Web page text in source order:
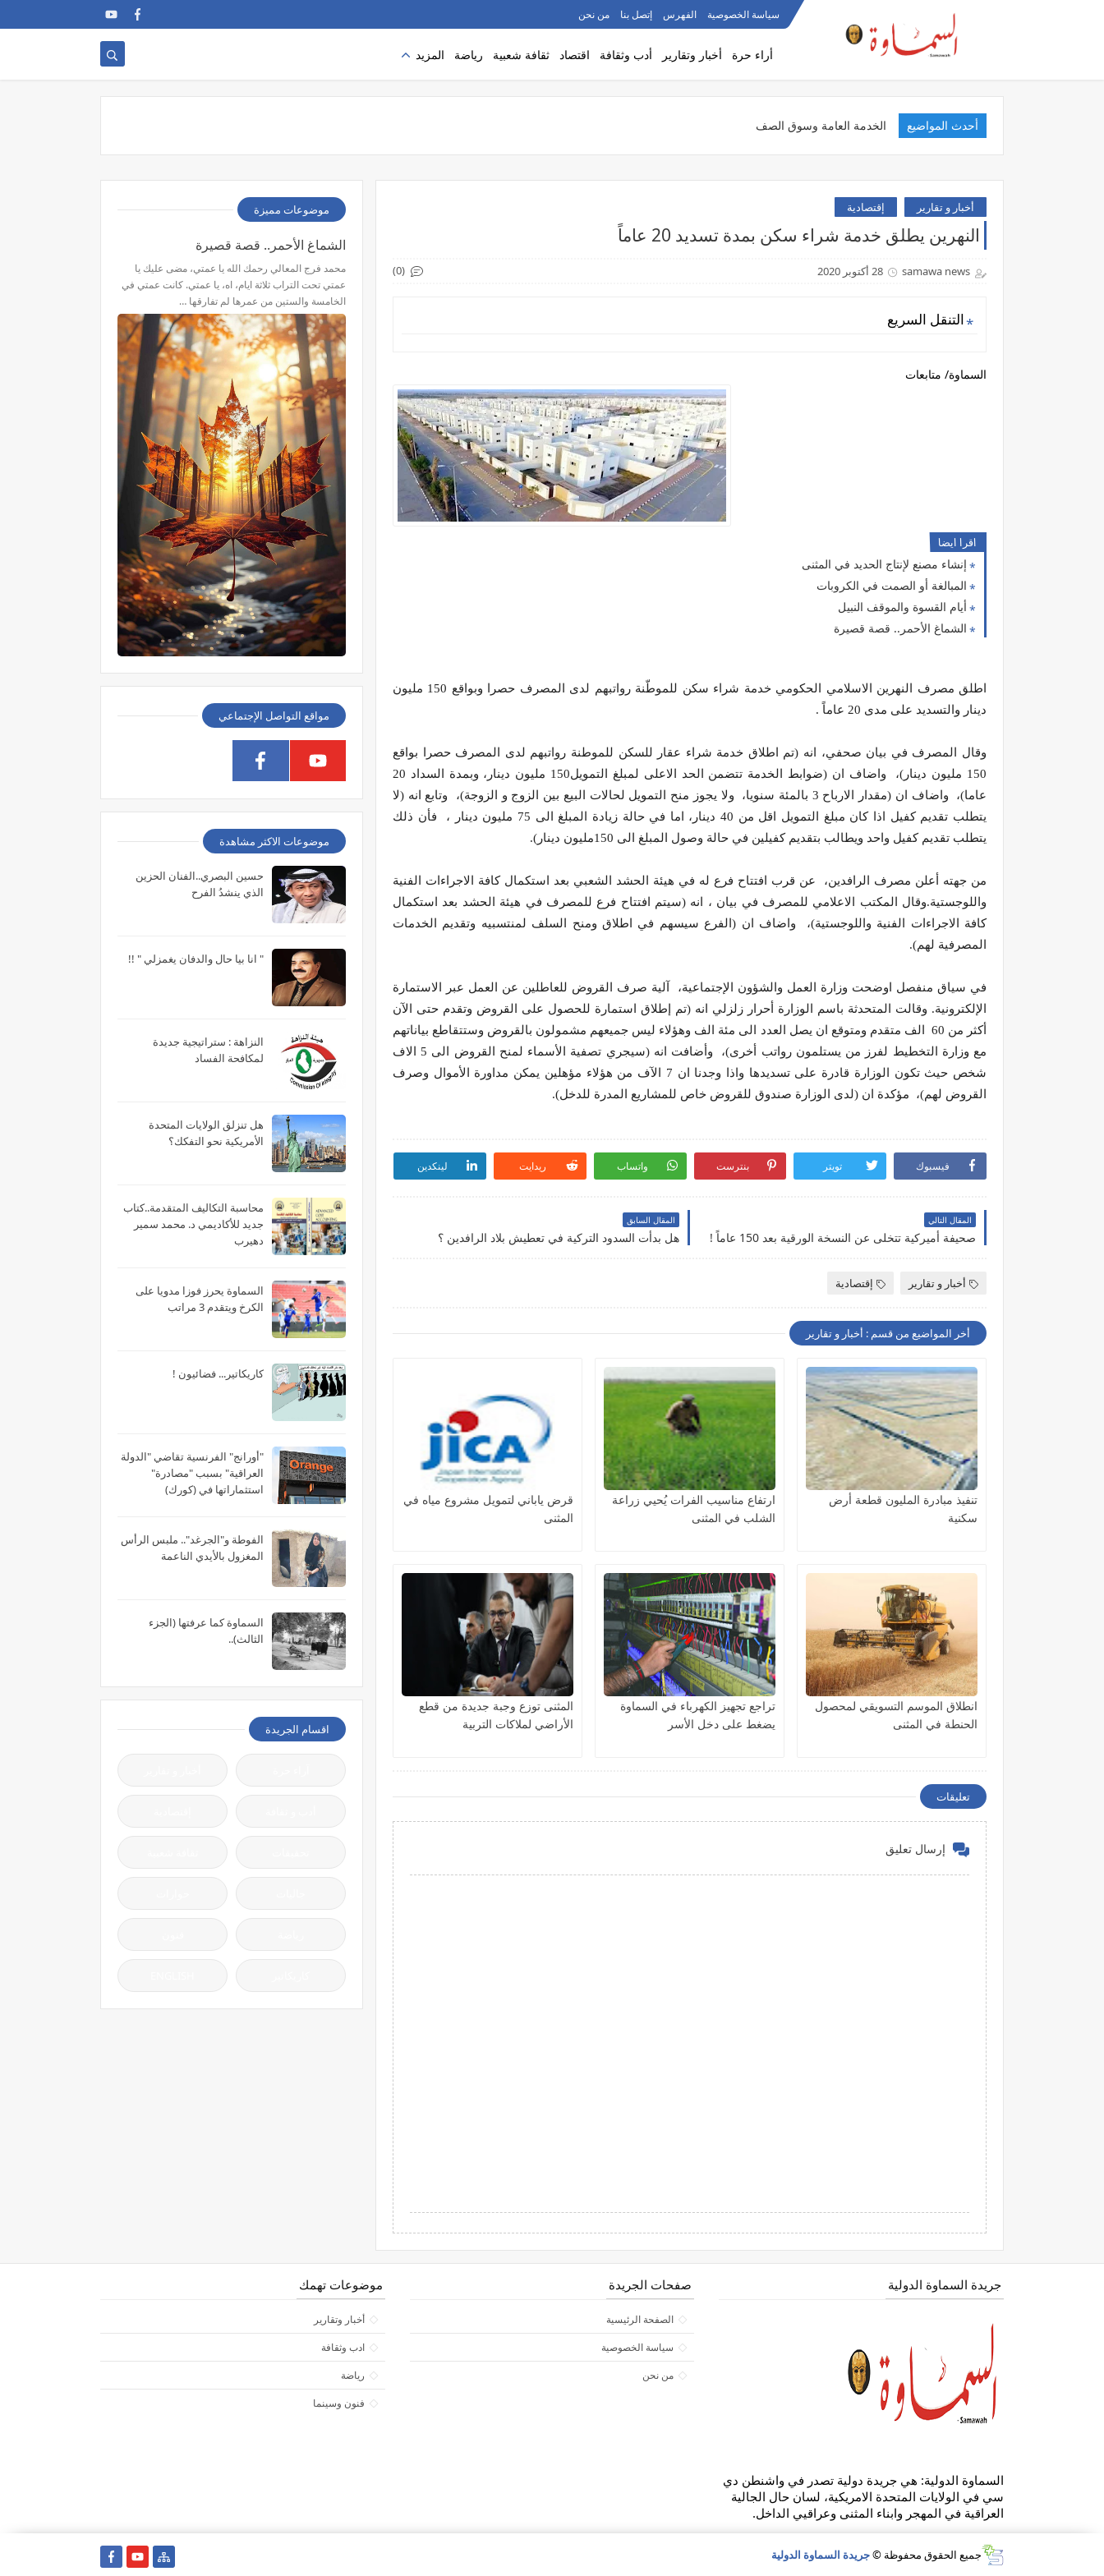
سياسة الخصوصية الفهرس إتصل بنا من نحن
أراء حرة أخبار وتقارير أدب وثقافة اقتصاد ثقافة شعبية رياضة المزيد
أحدث المواضيع تنفيذ
أخبار و تقارير إقتصادية
النهرين يطلق خدمة شراء سكن بمدة تسديد 20 عاماً
samawa news 28 أكتوبر 2020 (0)
التنقل السريع
السماوة/ متابعات
اقرا ايضا
إنشاء مصنع لإنتاج الحديد في المثنى
المبالغة أو الصمت في الكروبات
أيام القسوة والموقف النبيل
الشماغ الأحمر.. قصة قصيرة
اطلق مصرف النهرين الاسلامي الحكومي خدمة شراء سكن للموطّنة رواتبهم لدى المصرف حصرا وبواقع 150 مليون
دينار والتسديد على مدى 20 عاماً .
وقال المصرف في بيان صحفي، انه (تم اطلاق خدمة شراء عقار للسكن للموطنة رواتبهم لدى المصرف حصرا بواقع
150 مليون دينار)، واضاف ان (ضوابط الخدمة تتضمن الحد الاعلى لمبلغ التمويل150 مليون دينار، وبمدة السداد 20
عاما)، واضاف ان (مقدار الارباح 3 بالمئة سنويا، ولا يجوز منح التمويل لحالات البيع بين الزوج و الزوجة)، وتابع انه (لا
يتطلب تقديم كفيل اذا كان مبلغ التمويل اقل من 40 دينار، اما في حالة زيادة المبلغ الى 75 مليون دينار ، فأن ذلك
يتطلب تقديم كفيل واحد ويطالب بتقديم كفيلين في حالة وصول المبلغ الى 150مليون دينار).
من جهته أعلن مصرف الرافدين، عن قرب افتتاح فرع له في هيئة الحشد الشعبي بعد استكمال كافة الاجراءات الفنية
واللوجستية.وقال المكتب الاعلامي للمصرف في بيان ، انه (سيتم افتتاح فرع للمصرف في هيئة الحشد بعد استكمال
كافة الاجراءات الفنية واللوجستية)، واضاف ان (الفرع سيسهم في اطلاق ومنح السلف لمنتسبيه وتقديم الخدمات
المصرفية لهم).
في سياق منفصل اوضحت وزارة العمل والشؤون الإجتماعية، آلية صرف القروض للعاطلين عن العمل عبر الاستمارة
الإلكترونية. وقالت المتحدثة باسم الوزارة أحرار زلزلي انه (تم إطلاق استمارة للحصول على القروض وتقدم حتى الآن
أكثر من 60 الف متقدم ومتوقع ان يصل العدد الى مئة الف وهؤلاء ليس جميعهم مشمولون بالقروض وستتقاطع بياناتهم
مع وزارة التخطيط لفرز من يستلمون رواتب أخرى)، وأضافت انه (سيجري تصفية الأسماء لمنح القروض الى 5 الاف
شخص حيث تكون الوزارة قادرة على تسديدها واذا وجدنا ان 7 الآف من هؤلاء مؤهلين يمكن مداورة الأموال وصرف
القروض لهم)، مؤكدة ان (لدى الوزارة صندوق للقروض خاص للمشاريع المدرة للدخل).
فيسبوك تويتر بنترست واتساب ريدايت لينكدين
المقال التالي
صحيفة أميركية تتخلى عن النسخة الورقية بعد 150 عاماً !
المقال السابق
هل بدأت السدود التركية في تعطيش بلاد الرافدين ؟
أخبار و تقارير إقتصادية
أخر المواضيع من قسم : أخبار و تقارير
تنفيذ مبادرة المليون قطعة أرض
سكنية
ارتفاع مناسيب الفرات يُحيي زراعة
الشلب في المثنى
قرض ياباني لتمويل مشروع مياه في
المثنى
انطلاق الموسم التسويقي لمحصول
الحنطة في المثنى
تراجع تجهيز الكهرباء في السماوة
يضغط على دخل الأسر
المثنى توزع وجبة جديدة من قطع
الأراضي لملاكات التربية
تعليقات
إرسال تعليق
موضوعات مميزة
الشماغ الأحمر.. قصة قصيرة
محمد فرج المعالي رحمك الله يا عمتي، مضى عليك يا
عمتي تحت التراب ثلاثة ايام، اه، يا عمتي. كانت عمتي في
الخامسة والستين من عمرها لم تفارقها …
مواقع التواصل الإجتماعي
موضوعات الاكثر مشاهدة
حسين البصري..الفنان الحزين
الذي ينشدُ الفرح
" انا بيا حال والدفان يغمزلي " !!
النزاهة : ستراتيجية جديدة
لمكافحة الفساد
هل تنزلق الولايات المتحدة
الأمريكية نحو التفكك؟
محاسبة التكاليف المتقدمة..كتاب
جديد للأكاديمي د. محمد سمير
دهيرب
السماوة يحرز فوزا مدويا على
الكرخ ويتقدم 3 مراتب
كاريكاتير... فضائيون !
"أورانج" الفرنسية تقاضي "الدولة
العراقية" بسبب "مصادرة"
استثماراتها في (كورك)
الفوطة و"الجرغد".. ملبس الرأس
المغزول بالأيدي الناعمة
السماوة كما عرفتها (الجزء
الثالث)..
اقسام الجريدة
جريدة السماوة الدولية
السماوة الدولية: هي جريدة دولية تصدر في واشنطن دي
سي في الولايات المتحدة الامريكية، لسان حال الجالية
العراقية في المهجر وابناء المثنى وعراقيي الداخل.
صفحات الجريدة
الصفحة الرئيسية
سياسة الخصوصية
من نحن
موضوعات تهمك
أخبار وتقارير
ادب وثقافة
رياضة
فنون وسينما
جميع الحقوق محفوظة ©جريدة السماوة الدولية